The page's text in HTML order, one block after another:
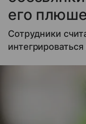
его
Сотрудники
интегрироваться